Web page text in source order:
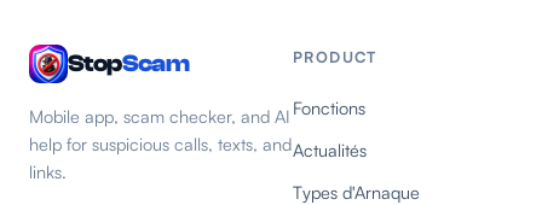
StopScam
Mobile app, scam checker, and AI
help for suspicious calls, texts, and
links.
PRODUCT
Fonctions
Actualités
Types d'Arnaque